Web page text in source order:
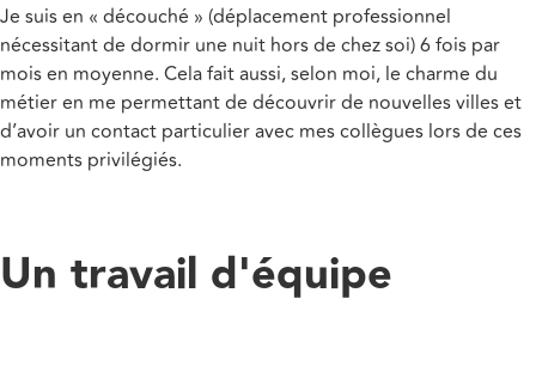
Je suis en « découché » (déplacement professionnel
nécessitant de dormir une nuit hors de chez soi) 6 fois par
mois en moyenne. Cela fait aussi, selon moi, le charme du
métier en me permettant de découvrir de nouvelles villes et
d’avoir un contact particulier avec mes collègues lors de ces
moments privilégiés.
Un travail d'équipe